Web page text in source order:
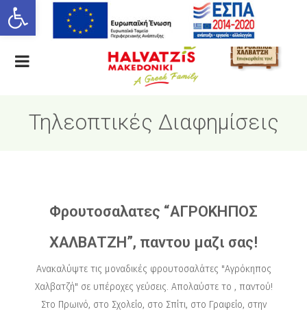
Ανοίξτε τη γραμμή εργαλείων ΕΛ
Τηλεοπτικές Διαφημίσεις
Φρουτοσαλατες “ΑΓΡΟΚΗΠΟΣ
ΧΑΛΒΑΤΖΗ”, παντου μαζι σας!
Ανακαλύψτε τις μοναδικές φρουτοσαλάτες "Αγρόκηπος
Χαλβατζή" σε υπέροχες γεύσεις. Απολαύστε το , παντού!
Στο Πρωινό, στο Σχολείο, στο Σπίτι, στο Γραφείο, στην